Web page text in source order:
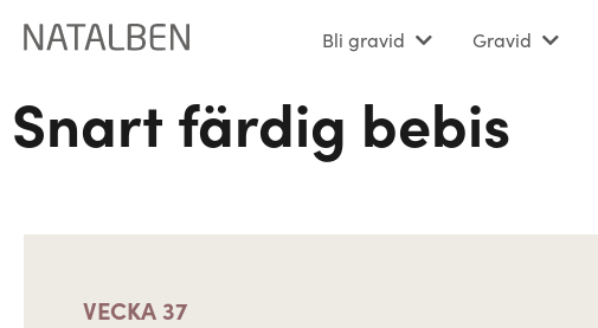
Bli gravid Gravid
Snart färdig bebis
VECKA 37